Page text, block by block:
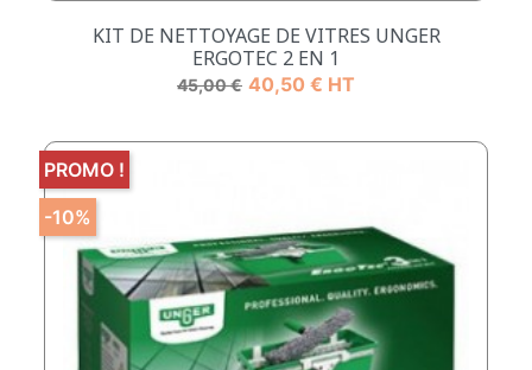
KIT DE NETTOYAGE DE VITRES UNGER
ERGOTEC 2 EN 1
Prix de base
45,00 € Prix
40,50 € HT
PROMO !
-10%